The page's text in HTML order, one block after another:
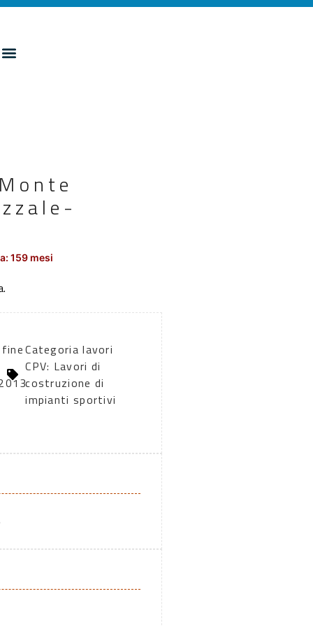
159 mesi
Categoria lavori
CPV: Lavori di
costruzione di
impianti sportivi